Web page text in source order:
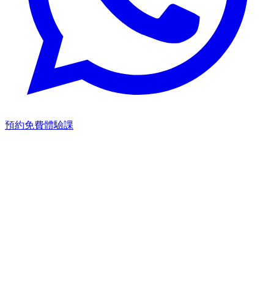
預約免費體驗課